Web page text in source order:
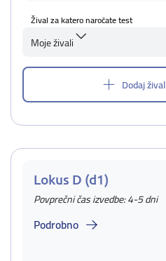
Žival za katero naročate test
Moje živali
Dodaj žival
Lokus D (d1)
Povprečni čas izvedbe: 4-5 dni
Podrobno